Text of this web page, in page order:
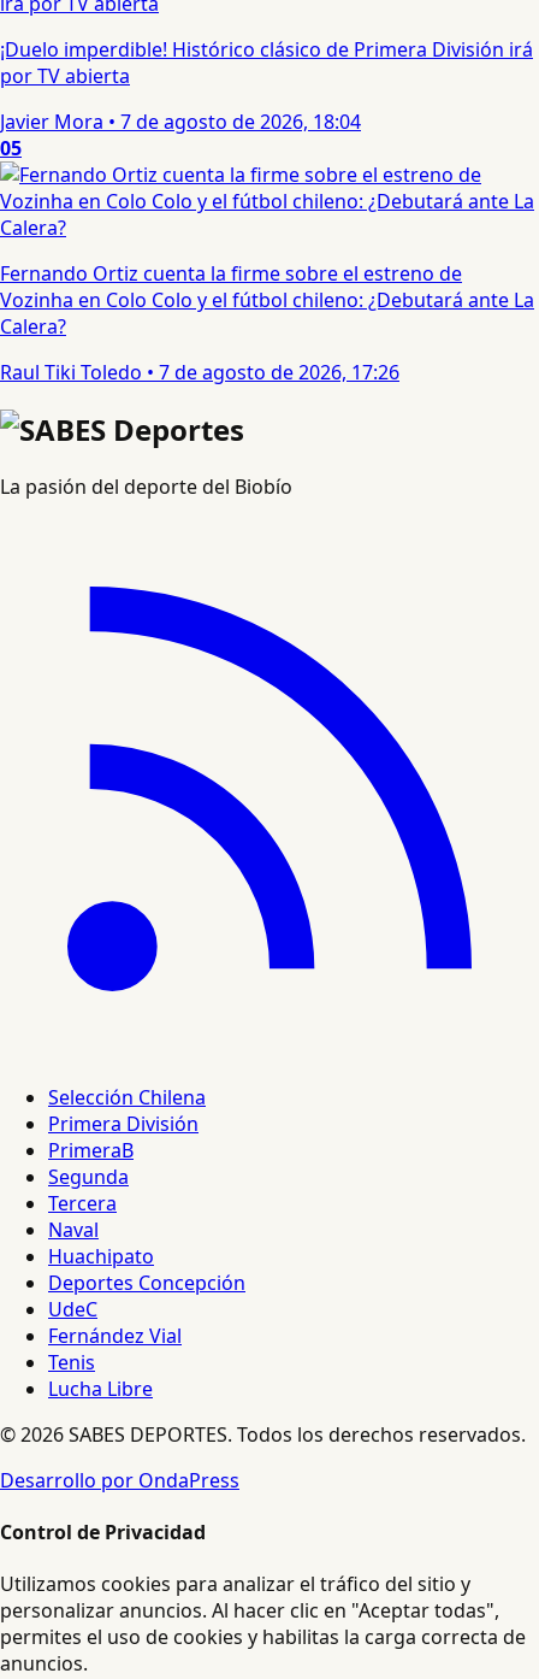
¡Duelo imperdible! Histórico clásico de Primera División irá
por TV abierta
Javier Mora • 7 de agosto de 2026, 18:04
05
Fernando Ortiz cuenta la firme sobre el estreno de
Vozinha en Colo Colo y el fútbol chileno: ¿Debutará ante La
Calera?
Raul Tiki Toledo • 7 de agosto de 2026, 17:26
La pasión del deporte del Biobío
Selección Chilena
Primera División
PrimeraB
Segunda
Tercera
Naval
Huachipato
Deportes Concepción
UdeC
Fernández Vial
Tenis
Lucha Libre
© 2026 SABES DEPORTES. Todos los derechos reservados.
Desarrollo por OndaPress
Control de Privacidad
Utilizamos cookies para analizar el tráfico del sitio y
personalizar anuncios. Al hacer clic en "Aceptar todas",
permites el uso de cookies y habilitas la carga correcta de
anuncios.